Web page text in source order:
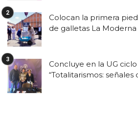
Colocan la primera
de galletas La
Concluye en la UG
“Totalitarismos: señales